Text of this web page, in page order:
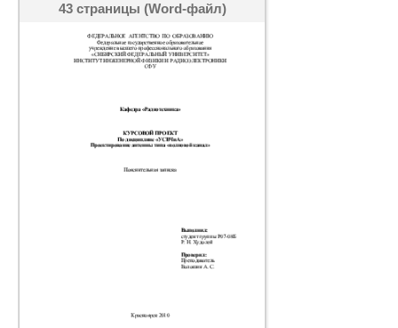
43 страницы (Word-файл)